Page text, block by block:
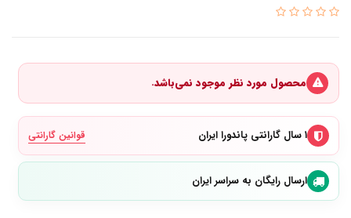
محصول مورد نظر موجود نمی‌باشد.
۱ سال گارانتی پاندورا ایران قوانین گارانتی
ارسال رایگان به سراسر ایران